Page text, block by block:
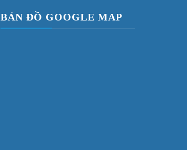
BẢN ĐỒ GOOGLE MAP